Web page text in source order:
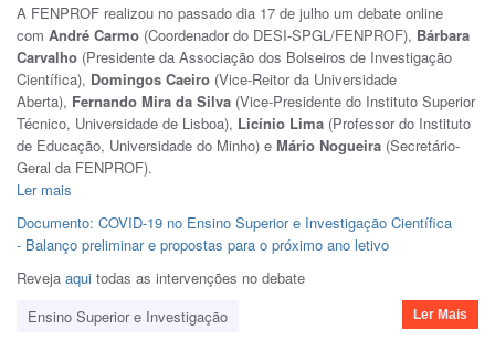
A FENPROF realizou no passado dia 17 de julho um debate online
com André Carmo (Coordenador do DESI-SPGL/FENPROF), Bárbara
Carvalho (Presidente da Associação dos Bolseiros de Investigação
Científica), Domingos Caeiro (Vice-Reitor da Universidade
Aberta), Fernando Mira da Silva (Vice-Presidente do Instituto Superior
Técnico, Universidade de Lisboa), Licínio Lima (Professor do Instituto
de Educação, Universidade do Minho) e Mário Nogueira (Secretário-
Geral da FENPROF).
Ler mais
Documento: COVID-19 no Ensino Superior e Investigação Científica
- Balanço preliminar e propostas para o próximo ano letivo
Reveja aqui todas as intervenções no debate
Ensino Superior e Investigação
Ler Mais